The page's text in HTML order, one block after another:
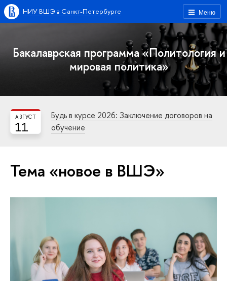
Меню
НИУ ВШЭ в Санкт-Петербурге
Бакалаврская программа «Политология и
мировая политика»
11
АВГУСТ
Будь в курсе 2026: Заключение договоров на
обучение
Тема «новое в ВШЭ»